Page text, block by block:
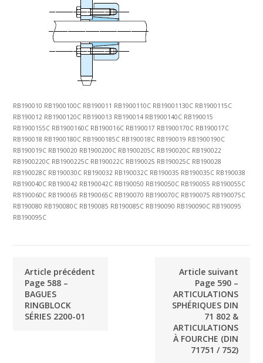
RB190010 RB1900100C RB190011 RB1900110C RB19001130C RB1900115C
RB190012 RB1900120C RB190013 RB190014 RB1900140C RB190015
RB1900155C RB1900160C RB190016C RB190017 RB1900170C RB190017C
RB190018 RB1900180C RB1900185C RB190018C RB190019 RB1900190C
RB190019C RB190020 RB1900200C RB1900205C RB190020C RB190022
RB1900220C RB1900225C RB190022C RB190025 RB190025C RB190028
RB190028C RB190030C RB190032 RB190032C RB190035 RB190035C RB190038
RB190040C RB190042 RB190042C RB190050 RB190050C RB190055 RB190055C
RB190060C RB190065 RB190065C RB190070 RB190070C RB190075 RB190075C
RB190080 RB190080C RB190085 RB190085C RB190090 RB190090C RB190095
RB190095C
Article précédent
Page 588 –
BAGUES
RINGBLOCK
SÉRIES 2200-01
Article suivant
Page 590 –
ARTICULATIONS
SPHÉRIQUES DIN
71 802 &
ARTICULATIONS
À FOURCHE (DIN
71751 / 752)